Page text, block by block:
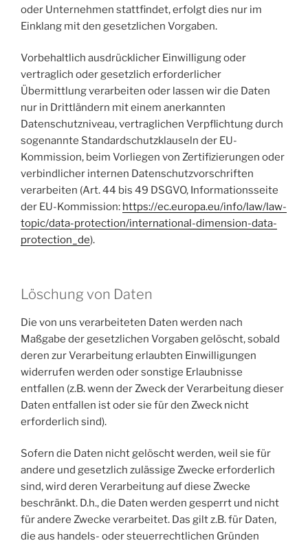
oder Unternehmen stattfindet, erfolgt dies nur im
Einklang mit den gesetzlichen Vorgaben.
Vorbehaltlich ausdrücklicher Einwilligung oder
vertraglich oder gesetzlich erforderlicher
Übermittlung verarbeiten oder lassen wir die Daten
nur in Drittländern mit einem anerkannten
Datenschutzniveau, vertraglichen Verpflichtung durch
sogenannte Standardschutzklauseln der EU-
Kommission, beim Vorliegen von Zertifizierungen oder
verbindlicher internen Datenschutzvorschriften
verarbeiten (Art. 44 bis 49 DSGVO, Informationsseite
der EU-Kommission: https://ec.europa.eu/info/law/law-
topic/data-protection/international-dimension-data-
protection_de).
Löschung von Daten
Die von uns verarbeiteten Daten werden nach
Maßgabe der gesetzlichen Vorgaben gelöscht, sobald
deren zur Verarbeitung erlaubten Einwilligungen
widerrufen werden oder sonstige Erlaubnisse
entfallen (z.B. wenn der Zweck der Verarbeitung dieser
Daten entfallen ist oder sie für den Zweck nicht
erforderlich sind).
Sofern die Daten nicht gelöscht werden, weil sie für
andere und gesetzlich zulässige Zwecke erforderlich
sind, wird deren Verarbeitung auf diese Zwecke
beschränkt. D.h., die Daten werden gesperrt und nicht
für andere Zwecke verarbeitet. Das gilt z.B. für Daten,
die aus handels- oder steuerrechtlichen Gründen